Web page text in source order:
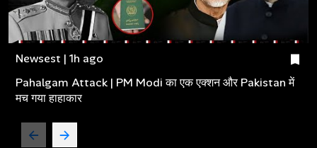
Newsest | 1h ago
Pahalgam Attack | PM Modi का एक एक्शन और Pakistan में
मच गया हाहाकार